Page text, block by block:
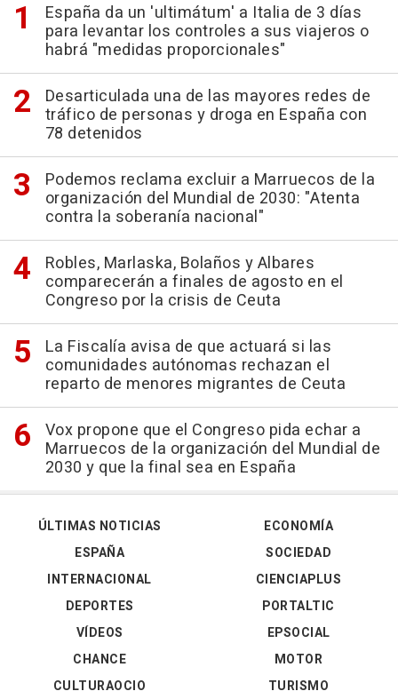
España da un 'ultimátum' a Italia de 3 días
para levantar los controles a sus viajeros o
habrá "medidas proporcionales"
Desarticulada una de las mayores redes de
tráfico de personas y droga en España con
78 detenidos
Podemos reclama excluir a Marruecos de la
organización del Mundial de 2030: "Atenta
contra la soberanía nacional"
Robles, Marlaska, Bolaños y Albares
comparecerán a finales de agosto en el
Congreso por la crisis de Ceuta
La Fiscalía avisa de que actuará si las
comunidades autónomas rechazan el
reparto de menores migrantes de Ceuta
Vox propone que el Congreso pida echar a
Marruecos de la organización del Mundial de
2030 y que la final sea en España
ÚLTIMAS NOTICIAS
ESPAÑA
INTERNACIONAL
DEPORTES
VÍDEOS
ECONOMÍA
SOCIEDAD
CIENCIAPLUS
PORTALTIC
EPSOCIAL
CHANCE
CULTURAOCIO
MOTOR
TURISMO